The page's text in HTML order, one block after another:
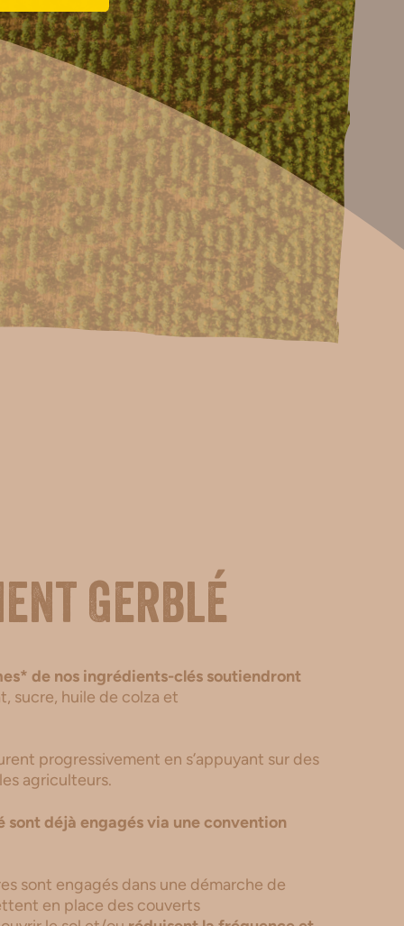
Gerblé
de nos ingrédients-clés soutiendront
sucre, huile de colza et
progressivement en s’appuyant sur des
agriculteurs.
sont déjà engagés via une convention
sont engagés dans une démarche de
en place des couverts